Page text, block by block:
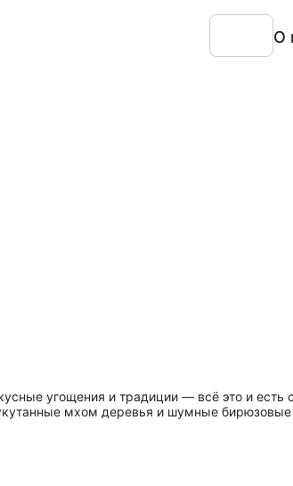
О
угощения и традиции — всё это и есть
мхом деревья и шумные бирюзовые